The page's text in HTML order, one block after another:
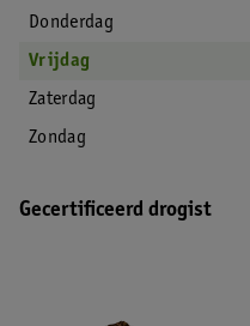
Donderdag
Vrijdag
Zaterdag
Zondag
Gecertificeerd drogist